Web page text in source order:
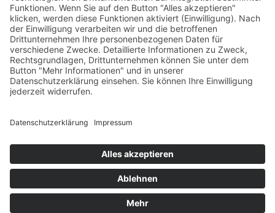
Tel. + Fax 0039 340 401
6259 info@geigerhof.it

© Residence Geigerhof*** Impressum
Datenschutz powered by